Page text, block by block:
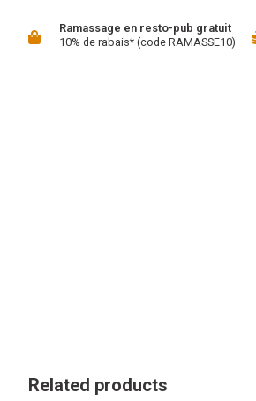
Ramassage en resto-pub gratuit
10% de rabais* (code RAMASSE10)
Related products